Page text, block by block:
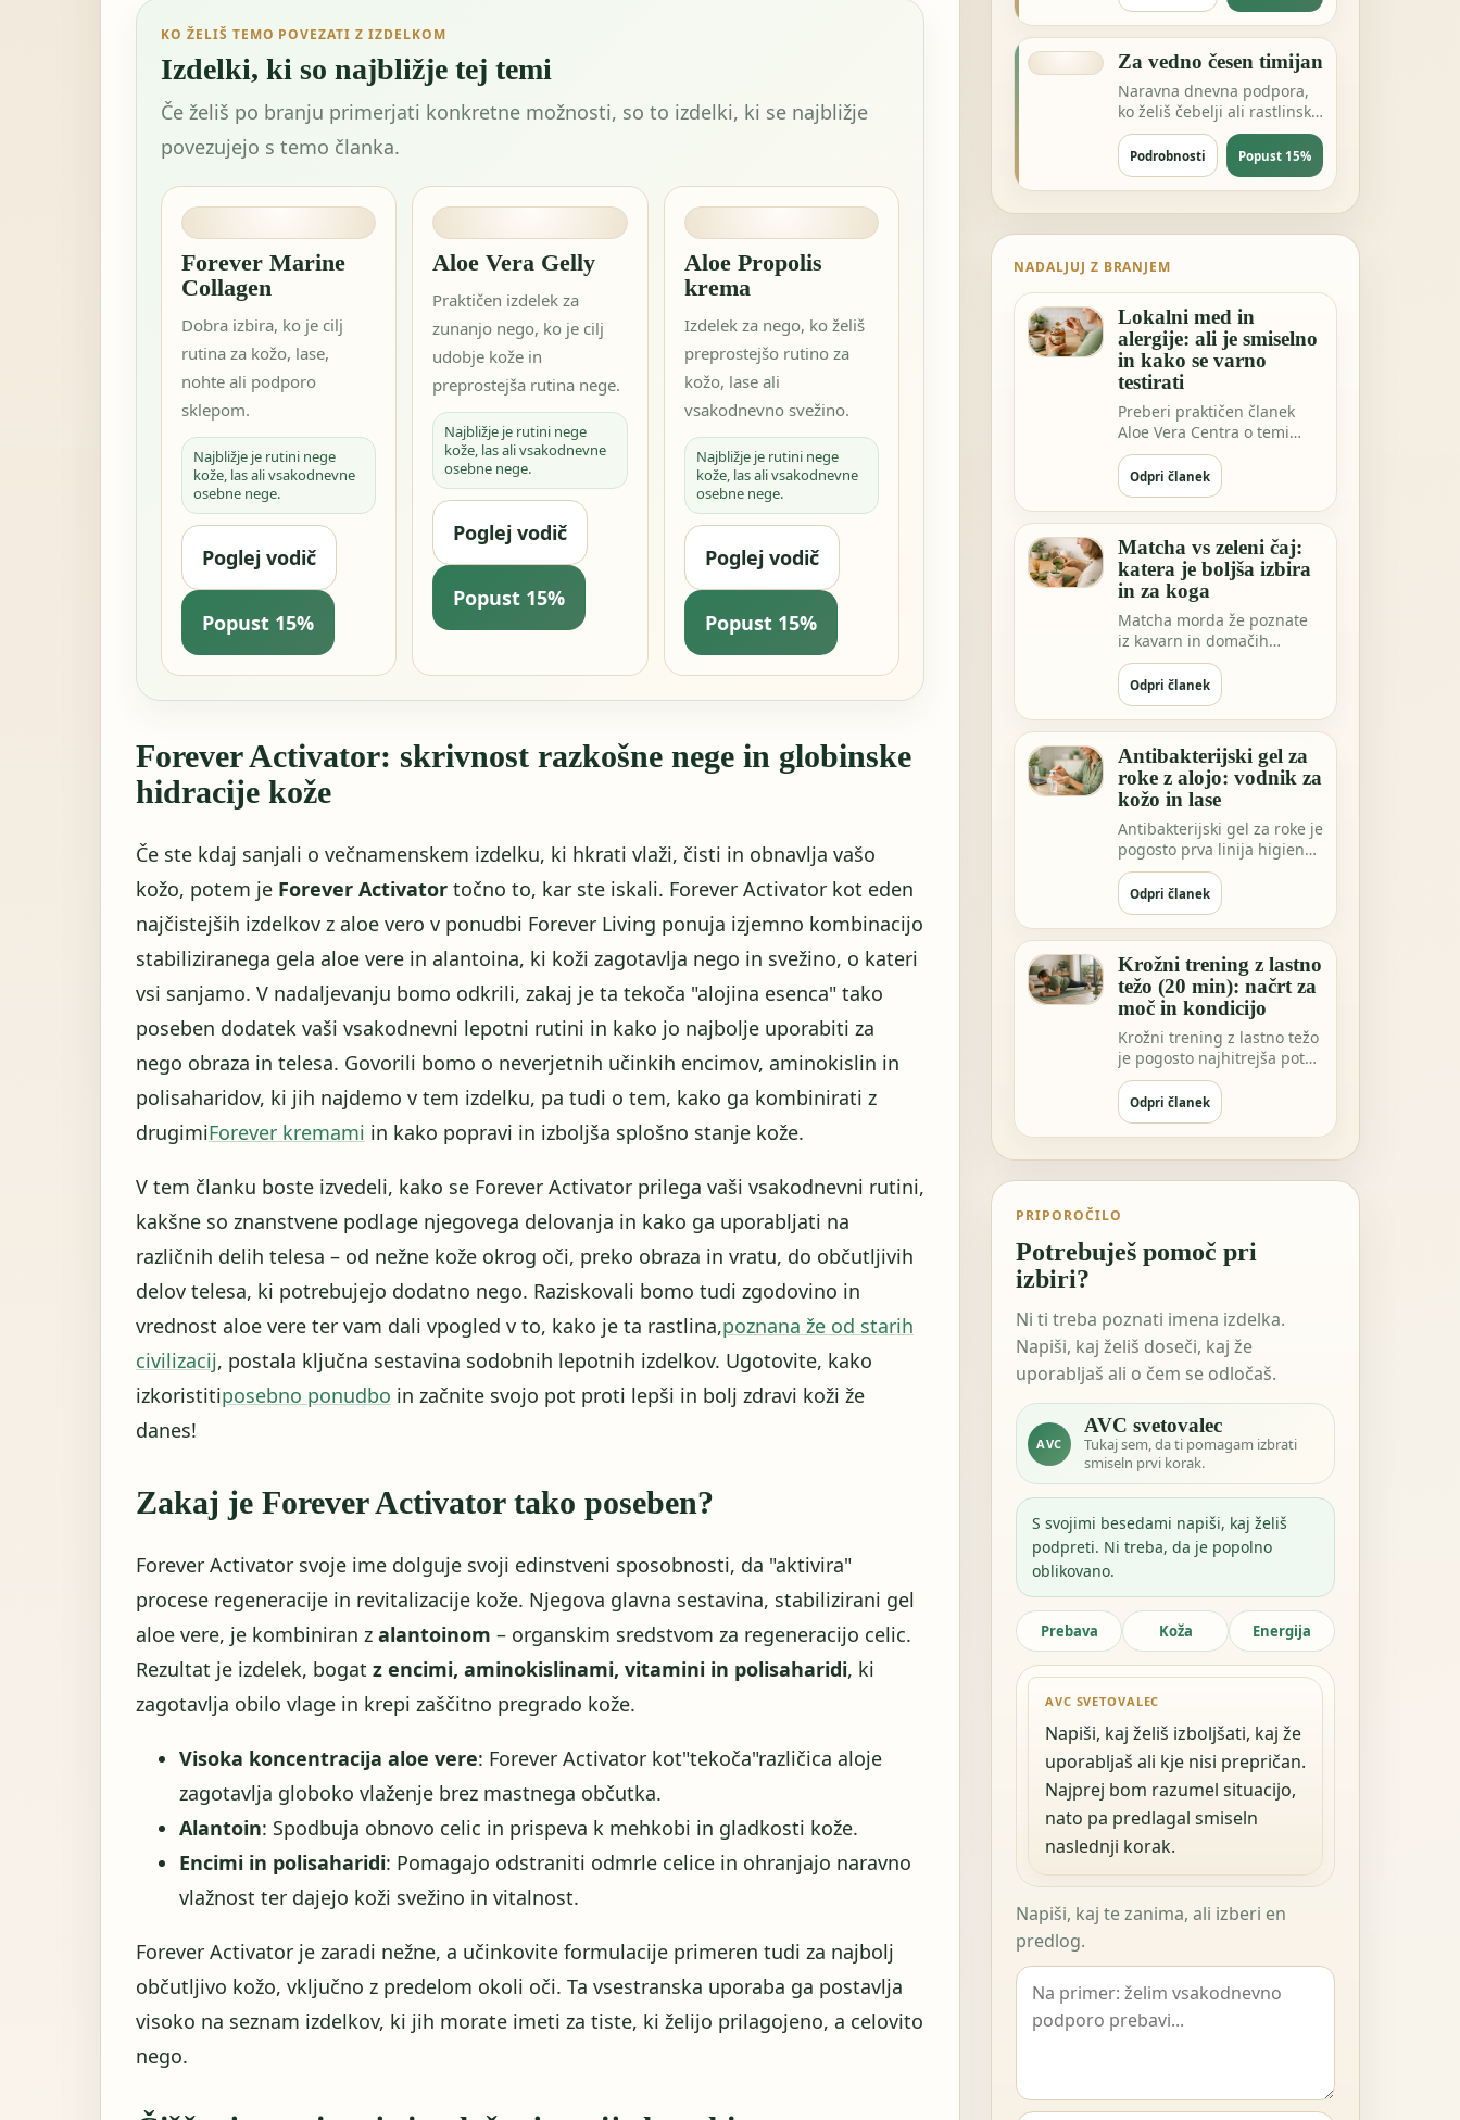
KO ŽELIŠ TEMO POVEZATI Z IZDELKOM
Izdelki, ki so najbližje tej temi
Če želiš po branju primerjati konkretne možnosti, so to izdelki, ki se najbližje
povezujejo s temo članka.
Forever Marine
Collagen
Dobra izbira, ko je cilj
rutina za kožo, lase,
nohte ali podporo
sklepom.
Najbližje je rutini nege
kože, las ali vsakodnevne
osebne nege.
Poglej vodič
Popust 15%
Aloe Vera Gelly
Praktičen izdelek za
zunanjo nego, ko je cilj
udobje kože in
preprostejša rutina nege.
Najbližje je rutini nege
kože, las ali vsakodnevne
osebne nege.
Poglej vodič
Popust 15%
Aloe Propolis
krema
Izdelek za nego, ko želiš
preprostejšo rutino za
kožo, lase ali
vsakodnevno svežino.
Najbližje je rutini nege
kože, las ali vsakodnevne
osebne nege.
Poglej vodič
Popust 15%
Forever Activator: skrivnost razkošne nege in globinske
hidracije kože
Če ste kdaj sanjali o večnamenskem izdelku, ki hkrati vlaži, čisti in obnavlja vašo
kožo, potem je Forever Activator točno to, kar ste iskali. Forever Activator kot eden
najčistejših izdelkov z aloe vero v ponudbi Forever Living ponuja izjemno kombinacijo
stabiliziranega gela aloe vere in alantoina, ki koži zagotavlja nego in svežino, o kateri
vsi sanjamo. V nadaljevanju bomo odkrili, zakaj je ta tekoča "alojina esenca" tako
poseben dodatek vaši vsakodnevni lepotni rutini in kako jo najbolje uporabiti za
nego obraza in telesa. Govorili bomo o neverjetnih učinkih encimov, aminokislin in
polisaharidov, ki jih najdemo v tem izdelku, pa tudi o tem, kako ga kombinirati z
drugimiForever kremami in kako popravi in ​​izboljša splošno stanje kože.
V tem članku boste izvedeli, kako se Forever Activator prilega vaši vsakodnevni rutini,
kakšne so znanstvene podlage njegovega delovanja in kako ga uporabljati na
različnih delih telesa – od nežne kože okrog oči, preko obraza in vratu, do občutljivih
delov telesa, ki potrebujejo dodatno nego. Raziskovali bomo tudi zgodovino in
vrednost aloe vere ter vam dali vpogled v to, kako je ta rastlina,poznana že od starih
civilizacij, postala ključna sestavina sodobnih lepotnih izdelkov. Ugotovite, kako
izkoristitiposebno ponudbo in začnite svojo pot proti lepši in bolj zdravi koži že
danes!
Zakaj je Forever Activator tako poseben?
Forever Activator svoje ime dolguje svoji edinstveni sposobnosti, da "aktivira"
procese regeneracije in revitalizacije kože. Njegova glavna sestavina, stabilizirani gel
aloe vere, je kombiniran z alantoinom – organskim sredstvom za regeneracijo celic.
Rezultat je izdelek, bogat z encimi, aminokislinami, vitamini in polisaharidi, ki
zagotavlja obilo vlage in krepi zaščitno pregrado kože.
Visoka koncentracija aloe vere: Forever Activator kot"tekoča"različica aloje
zagotavlja globoko vlaženje brez mastnega občutka.
Alantoin: Spodbuja obnovo celic in prispeva k mehkobi in gladkosti kože.
Encimi in polisaharidi: Pomagajo odstraniti odmrle celice in ohranjajo naravno
vlažnost ter dajejo koži svežino in vitalnost.
Forever Activator je zaradi nežne, a učinkovite formulacije primeren tudi za najbolj
občutljivo kožo, vključno z predelom okoli oči. Ta vsestranska uporaba ga postavlja
visoko na seznam izdelkov, ki jih morate imeti za tiste, ki želijo prilagojeno, a celovito
nego.
Za vedno česen timijan
Naravna dnevna podpora,
ko želiš čebelji ali rastlinski
izdelek za energijo in
odpornost.
Podrobnosti Popust 15%
NADALJUJ Z BRANJEM
Lokalni med in
alergije: ali je smiselno
in kako se varno
testirati
Preberi praktičen članek
Aloe Vera Centra o temi
Lokalni med in alergije: ali
je smisel…
Odpri članek
Matcha vs zeleni čaj:
katera je boljša izbira
in za koga
Matcha morda že poznate
iz kavarn in domačih
ritualov. Vse pogosteje pa
vidimo ekstrakt…
Odpri članek
Antibakterijski gel za
roke z alojo: vodnik za
kožo in lase
Antibakterijski gel za roke je
pogosto prva linija higiene,
ko niste blizu vode. Morda
… Odpri članek
Krožni trening z lastno
težo (20 min): načrt za
moč in kondicijo
Krožni trening z lastno težo
je pogosto najhitrejša pot
do občutka"naredil sem
nekaj za…
Odpri članek
PRIPOROČILO
Potrebuješ pomoč pri
izbiri?
Ni ti treba poznati imena izdelka.
Napiši, kaj želiš doseči, kaj že
uporabljaš ali o čem se odločaš.
AVC
AVC svetovalec
Tukaj sem, da ti pomagam izbrati
smiseln prvi korak.
S svojimi besedami napiši, kaj želiš
podpreti. Ni treba, da je popolno
oblikovano.
Prebava Koža Energija
AVC SVETOVALEC
Napiši, kaj želiš izboljšati, kaj že
uporabljaš ali kje nisi prepričan.
Najprej bom razumel situacijo,
nato pa predlagal smiseln
naslednji korak.
Napiši, kaj te zanima, ali izberi en
predlog.